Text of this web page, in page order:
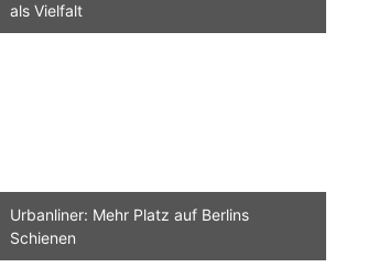
als Vielfalt
Urbanliner: Mehr Platz auf Berlins
Schienen